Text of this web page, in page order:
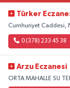
Türker
Cumhuriyet Caddesi,
0 (378) 233 45 38
Arzu Eczanesi
ORTA MAHALLE SU